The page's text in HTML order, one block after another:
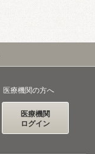
医療機関の方へ
医療機関
ログイン